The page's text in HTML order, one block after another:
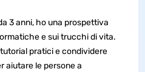
3 anni, ho una prospettiva
e sui trucchi di vita.
pratici e condividere
aiutare le persone a